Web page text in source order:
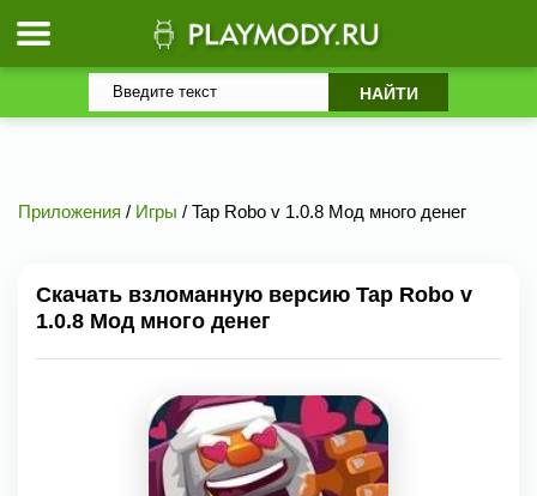
Приложения / Игры / Tap Robo v 1.0.8 Мод много денег
Скачать взломанную версию Tap Robo v
1.0.8 Мод много денег